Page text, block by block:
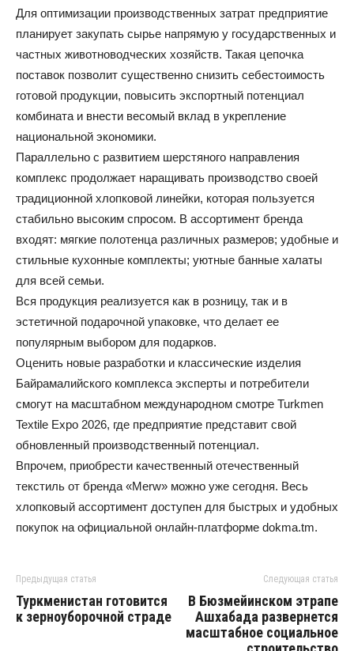
Для оптимизации производственных затрат предприятие
планирует закупать сырье напрямую у государственных и
частных животноводческих хозяйств. Такая цепочка
поставок позволит существенно снизить себестоимость
готовой продукции, повысить экспортный потенциал
комбината и внести весомый вклад в укрепление
национальной экономики.
Параллельно с развитием шерстяного направления
комплекс продолжает наращивать производство своей
традиционной хлопковой линейки, которая пользуется
стабильно высоким спросом. В ассортимент бренда
входят: мягкие полотенца различных размеров; удобные и
стильные кухонные комплекты; уютные банные халаты
для всей семьи.
Вся продукция реализуется как в розницу, так и в
эстетичной подарочной упаковке, что делает ее
популярным выбором для подарков.
Оценить новые разработки и классические изделия
Байрамалийского комплекса эксперты и потребители
смогут на масштабном международном смотре Turkmen
Textile Expo 2026, где предприятие представит свой
обновленный производственный потенциал.
Впрочем, приобрести качественный отечественный
текстиль от бренда «Merw» можно уже сегодня. Весь
хлопковый ассортимент доступен для быстрых и удобных
покупок на официальной онлайн-платформе dokma.tm.
Предыдущая статья
Туркменистан готовится
к зерноуборочной страде
Следующая статья
В Бюзмейинском этрапе
Ашхабада развернется
масштабное социальное